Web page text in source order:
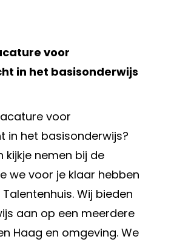
voor
in het basisonderwijs
voor
in het basisonderwijs?
kijkje nemen bij de
we voor je klaar hebben
Wij bieden
aan op een meerdere
Haag en omgeving. We